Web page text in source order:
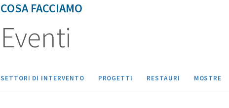
COSA FACCIAMO
Eventi
SETTORI DI INTERVENTO PROGETTI RESTAURI MOSTRE